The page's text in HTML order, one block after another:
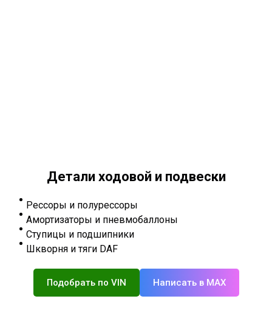
Детали ходовой и подвески
Рессоры и полурессоры
Амортизаторы и пневмобаллоны
Ступицы и подшипники
Шкворня и тяги DAF
Подобрать по VIN Написать в MAX